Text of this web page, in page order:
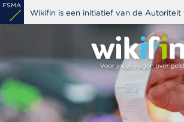
Overslaan
en
inhoud
gaan
Wikifin is een initiatief van de Autoriteit